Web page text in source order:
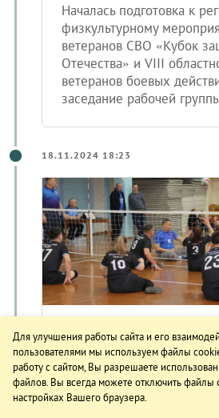
Началась подготовка к
физкультурному
ветеранов СВО «Кубок
Отечества» и VIII
ветеранов боевых
заседание рабочей
18.11.2024 18:23
Более 250 человек
в областной
Приангарья
В Ангарском городском
Для улучшения работы сайта и его
пользователями мы используем файлы
работу с сайтом, Вы разрешаете
файлов. Вы всегда можете отключить файлы
настройках Вашего браузера.